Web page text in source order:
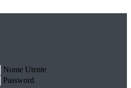
Nome Utente
Password